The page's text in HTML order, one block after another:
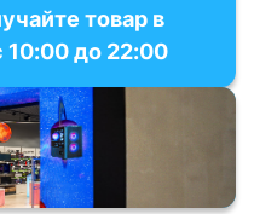
товар в
10:00 до 22:00